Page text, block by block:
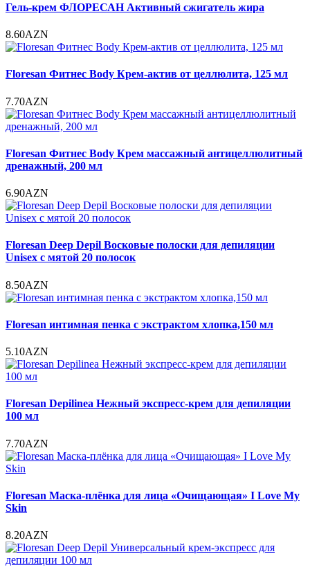
Гель-крем ФЛОРЕСАН Активный сжигатель жира
8.60AZN
Floresan Фитнес Body Крем-актив от целлюлита, 125 мл
7.70AZN
Floresan Фитнес Body Крем массажный антицеллюлитный
дренажный, 200 мл
6.90AZN
Floresan Deep Depil Восковые полоски для депиляции
Unisex с мятой 20 полосок
8.50AZN
Floresan интимная пенка с экстрактом хлопка,150 мл
5.10AZN
Floresan Depilinea Нежный экспресс-крем для депиляции
100 мл
7.70AZN
Floresan Маска-плёнка для лица «Очищающая» I Love My
Skin
8.20AZN